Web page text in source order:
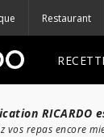
Restaurant
RICARDO
vos repas encore